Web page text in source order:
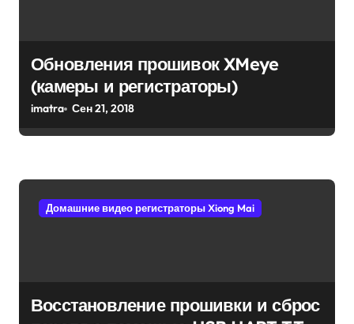
с
м
Обновления прошивок XMeye
(камеры и регистраторы)
imatra Сен 21, 2018
Домашние видео регистраторы Xiong Mai
Восстановление прошивки и сброс